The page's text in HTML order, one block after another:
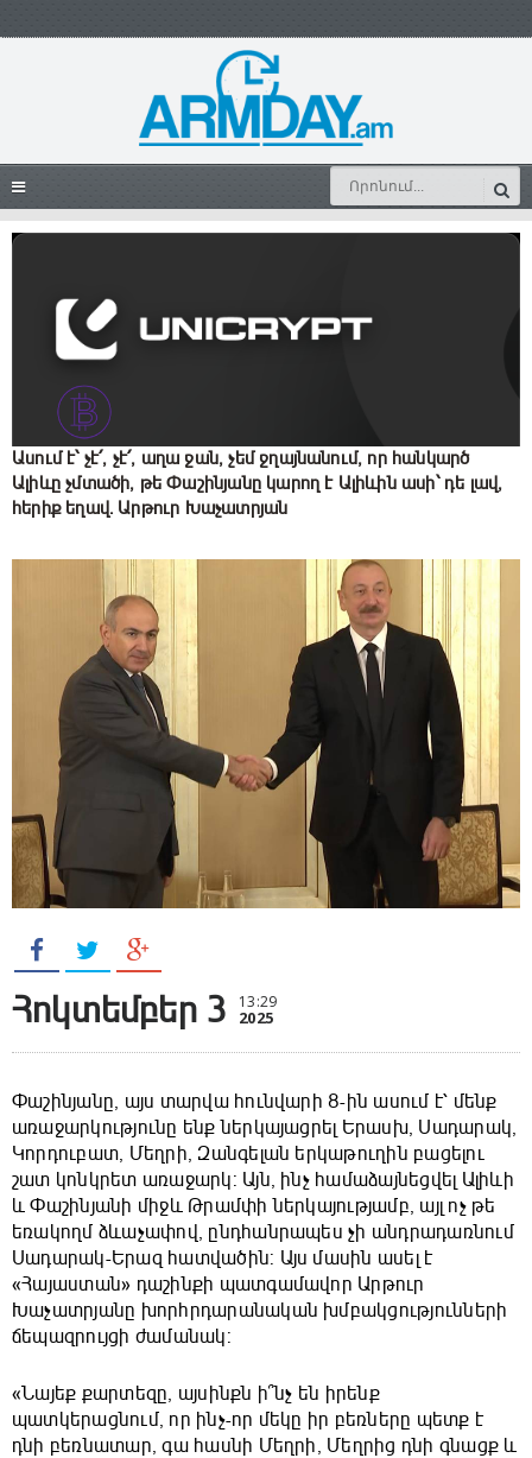
Ասում է՝ չէ՛, չէ՛, աղա ջան, չեմ ջղայնանում, որ հանկարծ
Ալիևը չմտածի, թե Փաշինյանը կարող է Ալիևին ասի՝ դե լավ,
հերիք եղավ. Արթուր Խաչատրյան
Հոկտեմբեր 3 13:29
2025
Փաշինյանը, այս տարվա հունվարի 8-ին ասում է՝ մենք
առաջարկությունը ենք ներկայացրել Երասխ, Սադարակ,
Կորդուբատ, Մեղրի, Զանգելան երկաթուղին բացելու
շատ կոնկրետ առաջարկ: Այն, ինչ համաձայնեցվել Ալիևի
և Փաշինյանի միջև Թրամփի ներկայությամբ, այլ ոչ թե
եռակողմ ձևաչափով, ընդհանրապես չի անդրադառնում
Սադարակ-Երազ հատվածին: Այս մասին ասել է
«Հայաստան» դաշինքի պատգամավոր Արթուր
Խաչատրյանը խորհրդարանական խմբակցությունների
ճեպազրույցի ժամանակ:
«Նայեք քարտեզը, այսինքն ի՞նչ են իրենք
պատկերացնում, որ ինչ-որ մեկը իր բեռները պետք է
դնի բեռնատար, գա հասնի Մեղրի, Մեղրից դնի գնացք և